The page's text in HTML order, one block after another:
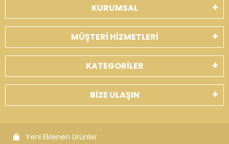
KURUMSAL
MÜŞTERİ HİZMETLERİ
KATEGORİLER
BİZE ULAŞIN
Yeni Eklenen Ürünler